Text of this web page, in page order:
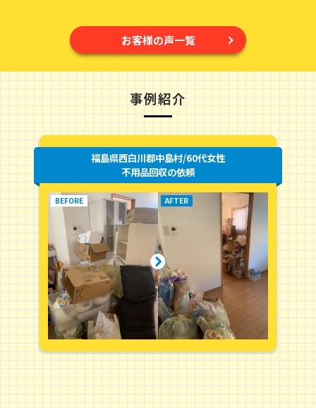
お客様の声一覧
事例紹介
福島県西白川郡中島村/60代女性
不用品回収の依頼